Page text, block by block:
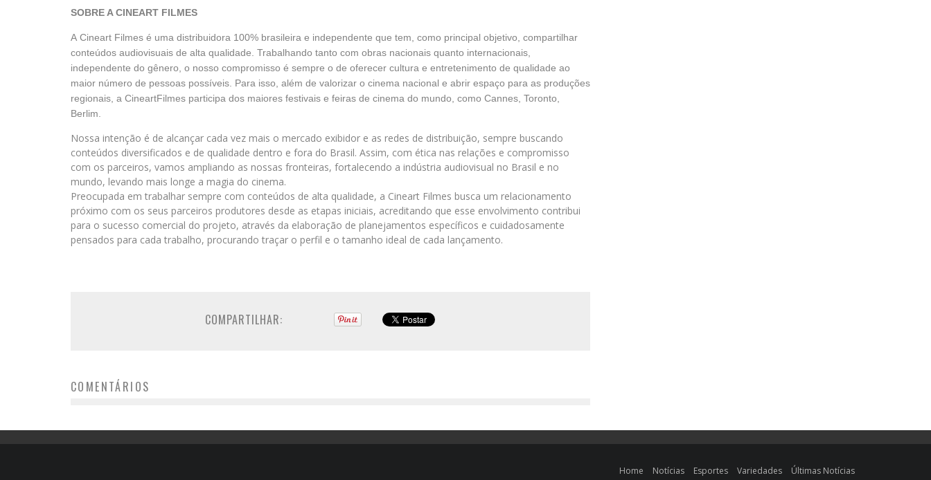
SOBRE A CINEART FILMES
A Cineart Filmes é uma distribuidora 100% brasileira e independente que tem, como principal objetivo, compartilhar
conteúdos audiovisuais de alta qualidade. Trabalhando tanto com obras nacionais quanto internacionais,
independente do gênero, o nosso compromisso é sempre o de oferecer cultura e entretenimento de qualidade ao
maior número de pessoas possíveis. Para isso, além de valorizar o cinema nacional e abrir espaço para as produções
regionais, a CineartFilmes participa dos maiores festivais e feiras de cinema do mundo, como Cannes, Toronto,
Berlim.
Nossa intenção é de alcançar cada vez mais o mercado exibidor e as redes de distribuição, sempre buscando
conteúdos diversificados e de qualidade dentro e fora do Brasil. Assim, com ética nas relações e compromisso
com os parceiros, vamos ampliando as nossas fronteiras, fortalecendo a indústria audiovisual no Brasil e no
mundo, levando mais longe a magia do cinema.
Preocupada em trabalhar sempre com conteúdos de alta qualidade, a Cineart Filmes busca um relacionamento
próximo com os seus parceiros produtores desde as etapas iniciais, acreditando que esse envolvimento contribui
para o sucesso comercial do projeto, através da elaboração de planejamentos específicos e cuidadosamente
pensados para cada trabalho, procurando traçar o perfil e o tamanho ideal de cada lançamento.
COMPARTILHAR:
COMENTÁRIOS
Home Notícias Esportes Variedades Últimas Notícias